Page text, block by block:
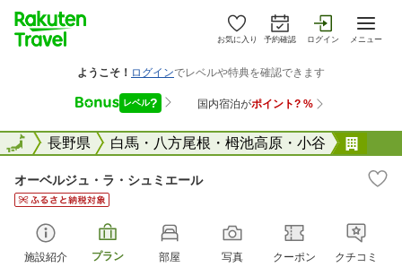
お気に入り 予約確認 ログイン メニュー
全国長野県 白馬・八方尾根・栂池高原・小谷
全国
オーベルジュ・ラ・シュミエール
施設紹介 プラン 部屋 写真 クーポン クチコミ